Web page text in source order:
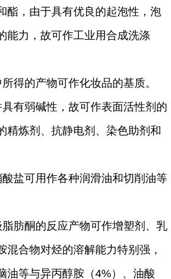
酯，由于具有优良的起泡性，泡
能力，故可作工业用合成洗涤
得的产物可作化妆品的基质。
具有弱碱性，故可作表面活性剂的
精炼剂、抗静电剂、染色助剂和
酸盐可用作各种润滑油和切削油等
脂肪酮的反应产物可作增塑剂、乳
混合物对烃的溶解能力特别强，
油等与异丙醇胺（4%）、油酸